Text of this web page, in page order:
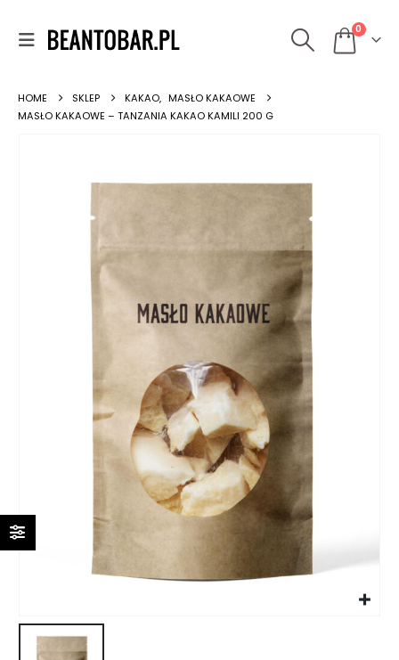
0
HOME SKLEP KAKAO, MASŁO KAKAOWE
MASŁO KAKAOWE – TANZANIA KAKAO KAMILI 200 G